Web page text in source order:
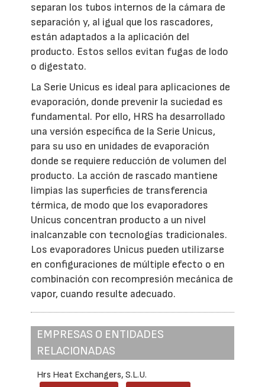
separan los tubos internos de la cámara de
separación y, al igual que los rascadores,
están adaptados a la aplicación del
producto. Estos sellos evitan fugas de lodo
o digestato.
La Serie Unicus es ideal para aplicaciones de
evaporación, donde prevenir la suciedad es
fundamental. Por ello, HRS ha desarrollado
una versión específica de la Serie Unicus,
para su uso en unidades de evaporación
donde se requiere reducción de volumen del
producto. La acción de rascado mantiene
limpias las superficies de transferencia
térmica, de modo que los evaporadores
Unicus concentran producto a un nivel
inalcanzable con tecnologías tradicionales.
Los evaporadores Unicus pueden utilizarse
en configuraciones de múltiple efecto o en
combinación con recompresión mecánica de
vapor, cuando resulte adecuado.
EMPRESAS O ENTIDADES
RELACIONADAS
Hrs Heat Exchangers, S.L.U.